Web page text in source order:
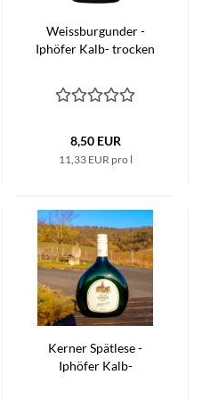
Weissburgunder -
Iphöfer Kalb- trocken
8,50 EUR
11,33 EUR pro l
Kerner Spätlese -
Iphöfer Kalb-